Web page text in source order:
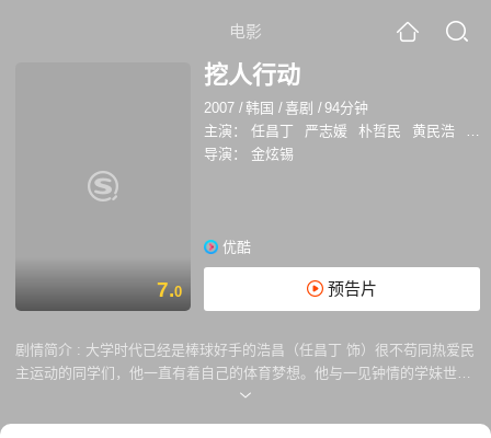
电影
7.0
挖人行动
2007 /韩国 /喜剧 /94分钟
主演：
任昌丁 严志媛 朴哲民 黄民浩
柳
导演：
金炫锡
优酷
预告片
剧情简介 : 大学时代已经是棒球好手的浩昌（任昌丁 饰）很不苟同热爱民
主运动的同学们，他一直有着自己的体育梦想。他与一见钟情的学妹世英
（严智媛 饰）相恋，他的理想与爱情都那么顺利。可是在一次比赛中，浩